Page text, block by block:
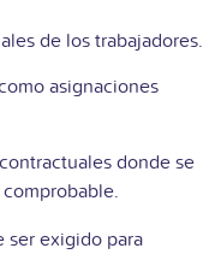
de los trabajadores.
asignaciones
donde se
ser exigido para